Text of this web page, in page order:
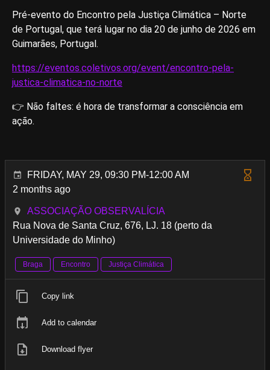
Pré-evento do Encontro pela Justiça Climática – Norte
de Portugal, que terá lugar no dia 20 de junho de 2026 em
Guimarães, Portugal.
https://eventos.coletivos.org/event/encontro-pela-
justica-climatica-no-norte
👉 Não faltes: é hora de transformar a consciência em
ação.
FRIDAY, MAY 29, 09:30 PM-12:00 AM
2 months ago
ASSOCIAÇÃO OBSERVALÍCIA
Rua Nova de Santa Cruz, 676, LJ. 18 (perto da
Universidade do Minho)
Braga Encontro Justiça Climática
Copy link
Add to calendar
Download flyer